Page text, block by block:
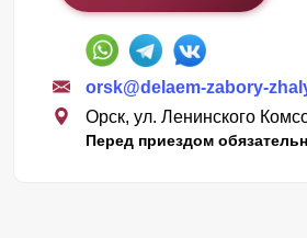
orsk@delaem-zabory-
Орск, ул. Ленинского
Перед приездом